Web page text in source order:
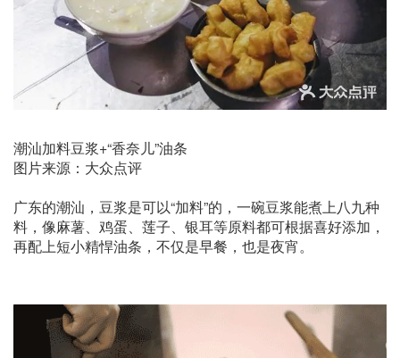
潮汕加料豆浆+“香奈儿”油条
图片来源：大众点评
广东的潮汕，豆浆是可以“加料”的，一碗豆浆能煮上八九种
料，像麻薯、鸡蛋、莲子、银耳等原料都可根据喜好添加，
再配上短小精悍油条，不仅是早餐，也是夜宵。